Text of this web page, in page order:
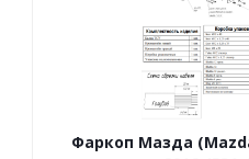
Фаркоп Мазда